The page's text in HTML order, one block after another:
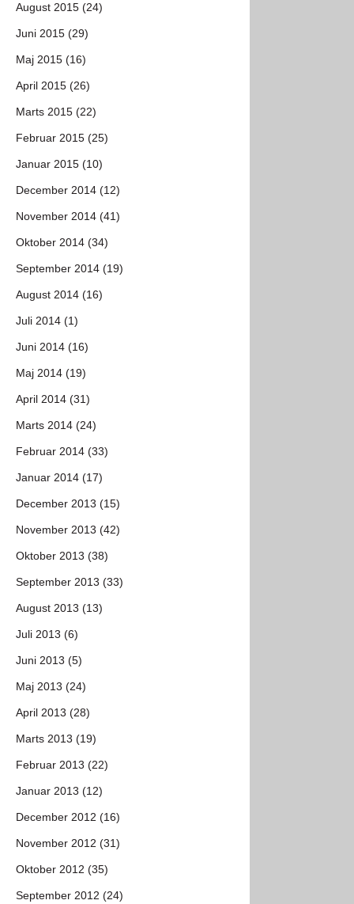
August 2015 (24)
Juni 2015 (29)
Maj 2015 (16)
April 2015 (26)
Marts 2015 (22)
Februar 2015 (25)
Januar 2015 (10)
December 2014 (12)
November 2014 (41)
Oktober 2014 (34)
September 2014 (19)
August 2014 (16)
Juli 2014 (1)
Juni 2014 (16)
Maj 2014 (19)
April 2014 (31)
Marts 2014 (24)
Februar 2014 (33)
Januar 2014 (17)
December 2013 (15)
November 2013 (42)
Oktober 2013 (38)
September 2013 (33)
August 2013 (13)
Juli 2013 (6)
Juni 2013 (5)
Maj 2013 (24)
April 2013 (28)
Marts 2013 (19)
Februar 2013 (22)
Januar 2013 (12)
December 2012 (16)
November 2012 (31)
Oktober 2012 (35)
September 2012 (24)